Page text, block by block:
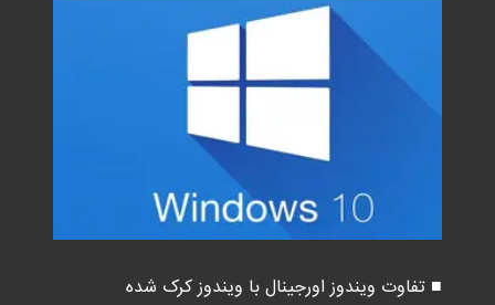
■ تفاوت ویندوز اورجینال با ویندوز کرک شده